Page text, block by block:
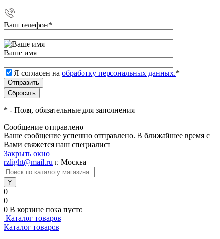
Ваш телефон*
Ваше имя
Я согласен на обработку персональных данных.*
* - Поля, обязательные для заполнения
Сообщение отправлено
Ваше сообщение успешно отправлено. В ближайшее время с
Вами свяжется наш специалист
Закрыть окно
rzlight@mail.ru г. Москва
0
0
0 В корзине пока пусто
Каталог товаров
Каталог товаров